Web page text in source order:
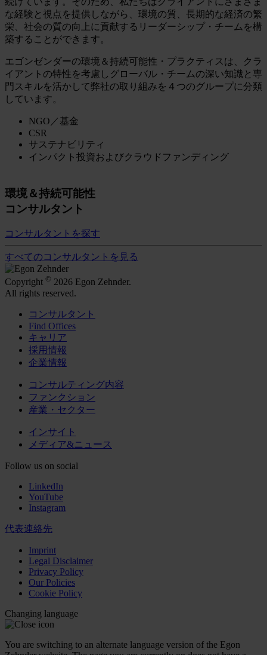
な経験と視点を提供しながら、環境の質、長期的な経済の繁
栄、社会の質の向上に貢献するリーダーシップ・チームを構
築することができます。
エゴンゼンダーの環境＆持続可能性・プラクティスは、クラ
イアントの特性を考慮しグローバル・チームの深い知識と専
門スキルを活かして弊社の取り組みを４つのグループに分類
しています。
NGO／基金
CSR
サステナビリティ
インパクト投資およびクラウドファンディング
環境＆持続可能性
コンサルタント
コンサルタントを探す
すべてのコンサルタントを見る
Copyright © 2026 Egon Zehnder.
All rights reserved.
コンサルタント
Find Offices
キャリア
採用情報
企業情報
コンサルティング内容
ファンクション
産業・セクター
インサイト
メディア&ニュース
Follow us on social
LinkedIn
YouTube
Instagram
代表連絡先
Imprint
Legal Disclaimer
Privacy Policy
Our Policies
Cookie Policy
Changing language
You are switching to an alternate language version of the Egon